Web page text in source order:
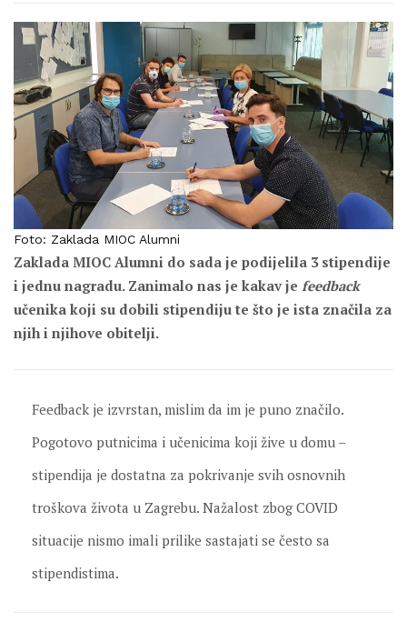
Foto: Zaklada MIOC Alumni
Zaklada MIOC Alumni do sada je podijelila 3 stipendije
i jednu nagradu. Zanimalo nas je kakav je feedback
učenika koji su dobili stipendiju te što je ista značila za
njih i njihove obitelji.
Feedback je izvrstan, mislim da im je puno značilo.
Pogotovo putnicima i učenicima koji žive u domu –
stipendija je dostatna za pokrivanje svih osnovnih
troškova života u Zagrebu. Nažalost zbog COVID
situacije nismo imali prilike sastajati se često sa
stipendistima.